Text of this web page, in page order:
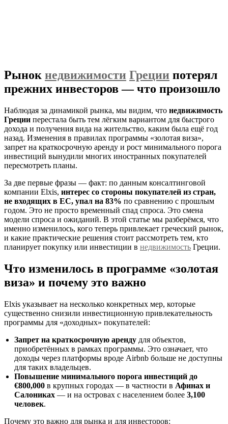
Рынок недвижимости Греции потерял
прежних инвесторов — что произошло
Наблюдая за динамикой рынка, мы видим, что недвижимость
Греции перестала быть тем лёгким вариантом для быстрого
дохода и получения вида на жительство, каким была ещё год
назад. Изменения в правилах программы «золотая виза»,
запрет на краткосрочную аренду и рост минимального порога
инвестиций вынудили многих иностранных покупателей
пересмотреть планы.
За две первые фразы — факт: по данным консалтинговой
компании Elxis, интерес со стороны покупателей из стран,
не входящих в ЕС, упал на 83% по сравнению с прошлым
годом. Это не просто временный спад спроса. Это смена
модели спроса и ожиданий. В этой статье мы разберёмся, что
именно изменилось, кого теперь привлекает греческий рынок,
и какие практические решения стоит рассмотреть тем, кто
планирует покупку или инвестиции в недвижимость Греции.
Что изменилось в программе «золотая
виза» и почему это важно
Elxis указывает на несколько конкретных мер, которые
существенно снизили инвестиционную привлекательность
программы для «доходных» покупателей:
Запрет на краткосрочную аренду для объектов,
приобретённых в рамках программы. Это означает, что
доходы через платформы вроде Airbnb больше не доступны
для таких владельцев.
Повышение минимального порога инвестиций до
€800,000 в крупных городах — в частности в Афинах и
Салониках — и на островах с населением более 3,100
человек.
Почему это важно для рынка и для инвесторов: